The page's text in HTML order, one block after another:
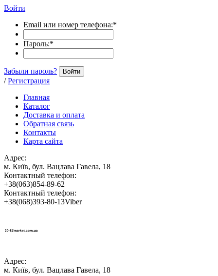
Войти
Email или номер телефона:*
Пароль:*
Забыли пароль? Войти
/ Регистрация
Главная
Каталог
Доставка и оплата
Обратная связь
Контакты
Карта сайта
Адрес:
м. Київ, бул. Вацлава Гавела, 18
Контактный телефон:
+38(063)854-89-62
Контактный телефон:
+38(068)393-80-13Viber
Адрес:
м. Київ, бул. Вацлава Гавела, 18